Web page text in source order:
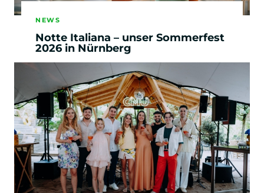
NEWS
Notte Italiana – unser Sommerfest
2026 in Nürnberg